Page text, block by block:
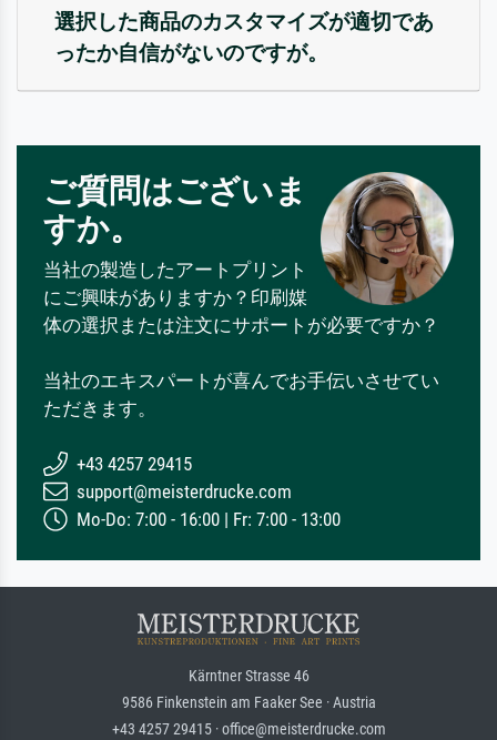
選択した商品のカスタマイズが適切であ
ったか自信がないのですが。
ご質問はございま
すか。
当社の製造したアートプリント
にご興味がありますか？印刷媒
体の選択または注文にサポートが必要ですか？
当社のエキスパートが喜んでお手伝いさせてい
ただきます。
+43 4257 29415
support@meisterdrucke.com
Mo-Do: 7:00 - 16:00 | Fr: 7:00 - 13:00
Kärntner Strasse 46
9586 Finkenstein am Faaker See · Austria
+43 4257 29415 · office@meisterdrucke.com